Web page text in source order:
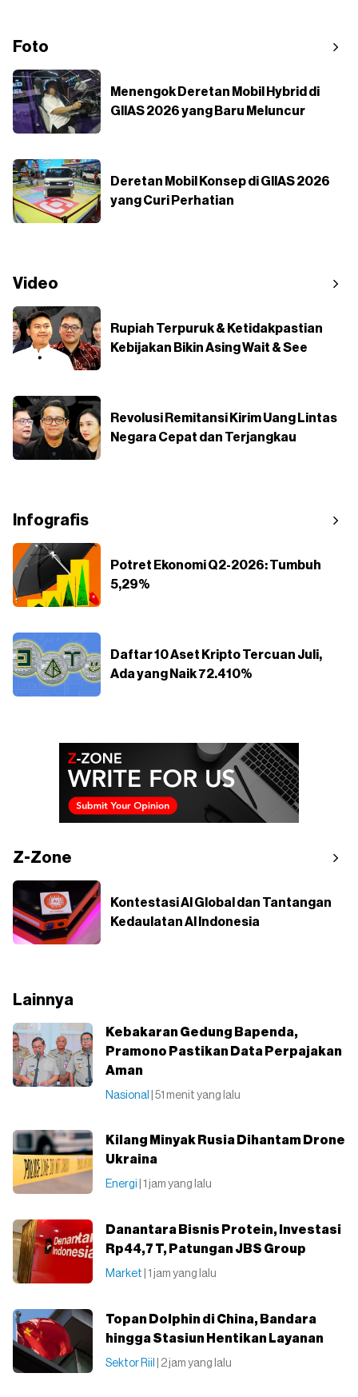
Foto
Menengok Deretan Mobil Hybrid di
GIIAS 2026 yang Baru Meluncur
Deretan Mobil Konsep di GIIAS 2026
yang Curi Perhatian
Video
Rupiah Terpuruk & Ketidakpastian
Kebijakan Bikin Asing Wait & See
Revolusi Remitansi Kirim Uang Lintas
Negara Cepat dan Terjangkau
Infografis
Potret Ekonomi Q2-2026: Tumbuh
5,29%
Daftar 10 Aset Kripto Tercuan Juli,
Ada yang Naik 72.410%
Z-Zone
Kontestasi AI Global dan Tantangan
Kedaulatan AI Indonesia
Lainnya
Kebakaran Gedung Bapenda,
Pramono Pastikan Data Perpajakan
Aman
Nasional | 51 menit yang lalu
Kilang Minyak Rusia Dihantam Drone
Ukraina
Energi | 1 jam yang lalu
Danantara Bisnis Protein, Investasi
Rp44,7 T, Patungan JBS Group
Market | 1 jam yang lalu
Topan Dolphin di China, Bandara
hingga Stasiun Hentikan Layanan
Sektor Riil | 2 jam yang lalu